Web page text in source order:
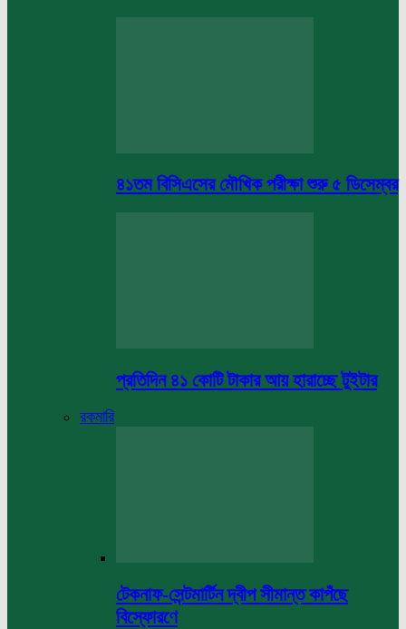
৪১তম বিসিএসের মৌখিক পরীক্ষা শুরু ৫ ডিসেম্বর
প্রতিদিন ৪১ কোটি টাকার আয় হারাচ্ছে টুইটার
রকমারি
টেকনাফ-সেন্টমার্টিন দ্বীপ সীমান্ত কাপঁছে
বিস্ফোরণে